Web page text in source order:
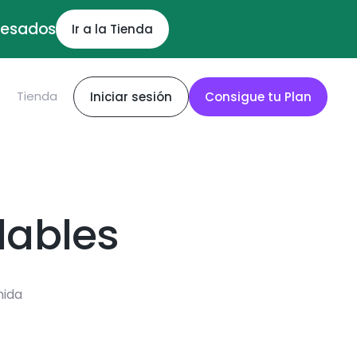
Ir a la Tienda
Tienda Iniciar sesión Consigue tu Plan